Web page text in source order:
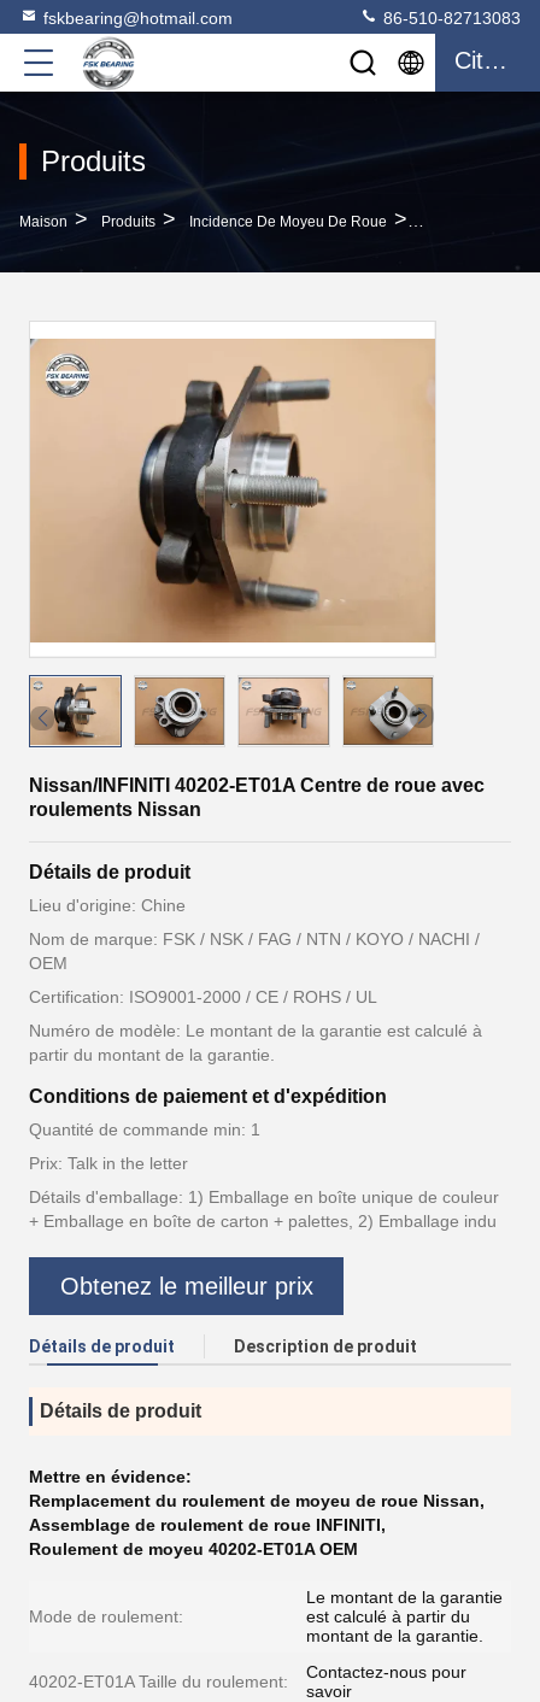
fskbearing@hotmail.com 86-510-82713083
Citation
Produits
Maison > Produits > Incidence De Moyeu De Roue >
Nissan/INFINITI 40202-ET01A Centre de roue avec
roulements Nissan
Détails de produit
Lieu d'origine: Chine
Nom de marque: FSK / NSK / FAG / NTN / KOYO / NACHI /
OEM
Certification: ISO9001-2000 / CE / ROHS / UL
Numéro de modèle: Le montant de la garantie est calculé à
partir du montant de la garantie.
Conditions de paiement et d'expédition
Quantité de commande min: 1
Prix: Talk in the letter
Détails d'emballage: 1) Emballage en boîte unique de couleur
+ Emballage en boîte de carton + palettes, 2) Emballage indu
Obtenez le meilleur prix
Détails de produit Description de produit
Détails de produit
Mettre en évidence:
Remplacement du roulement de moyeu de roue Nissan,
Assemblage de roulement de roue INFINITI,
Roulement de moyeu 40202-ET01A OEM
Mode de roulement:
Le montant de la garantie
est calculé à partir du
montant de la garantie.
40202-ET01A Taille du roulement:
Contactez-nous pour
savoir